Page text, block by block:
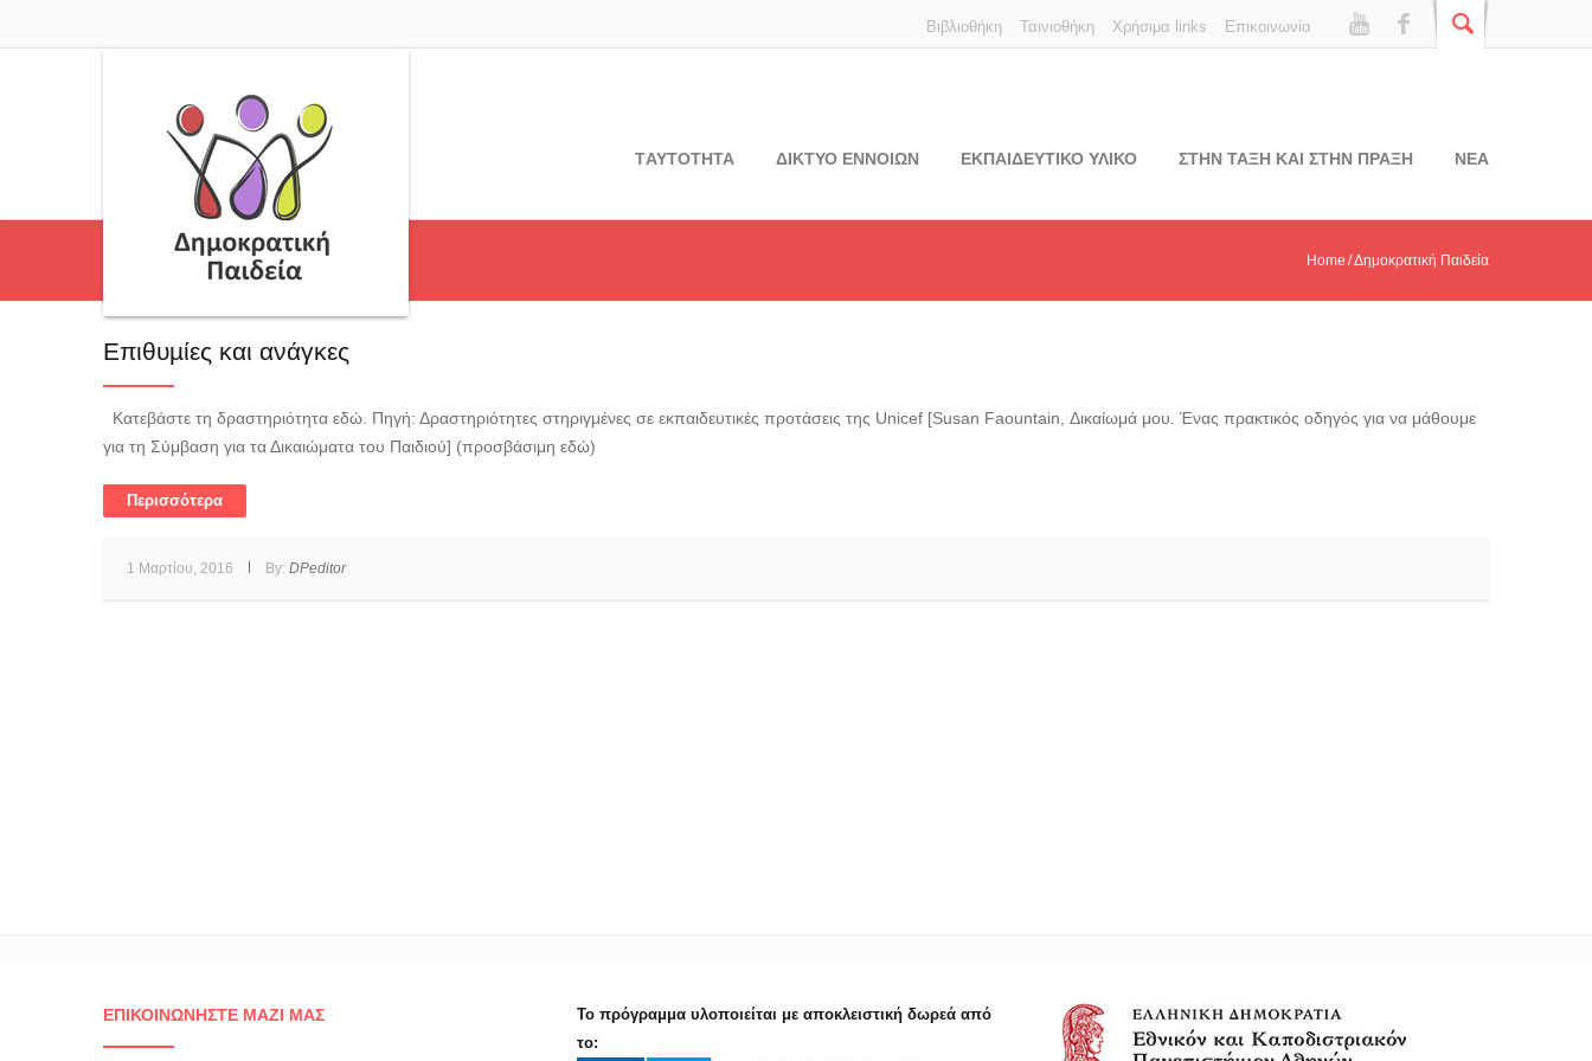
Επικοινωνία
Χρήσιμα links
Ταινιοθήκη
Βιβλιοθήκη
TΑΥΤΟΤΗΤΑ ΔΙΚΤΥΟ ΕΝΝΟΙΩΝ ΕΚΠΑΙΔΕΥΤΙΚΟ ΥΛΙΚΟ ΣΤΗΝ ΤΑΞΗ ΚΑΙ ΣΤΗΝ ΠΡΑΞΗ ΝΕΑ
Home Δημοκρατική Παιδεία
Επιθυµίες και ανάγκες
Κατεβάστε τη δραστηριότητα εδώ. Πηγή: Δραστηριότητες στηριγμένες σε εκπαιδευτικές προτάσεις της Unicef [Susan Faountain, Δικαίωμά μου. Ένας πρακτικός οδηγός για να μάθουμε
για τη Σύμβαση για τα Δικαιώματα του Παιδιού] (προσβάσιμη εδώ)
Περισσότερα
1 Μαρτίου, 2016 By: DPeditor
ΕΠΙΚΟΙΝΩΝΉΣΤΕ ΜΑΖΊ ΜΑΣ
Το πρόγραμμα υλοποιείται με αποκλειστική δωρεά από
το: